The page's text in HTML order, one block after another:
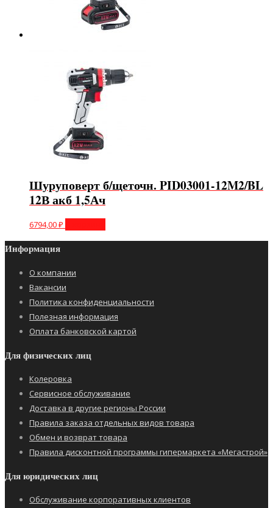
Шуруповерт б/щеточн. PID03001-12M2/BL
12В акб 1,5Ач
6794,00₽
Информация
О компании
Вакансии
Политика конфиденциальности
Полезная информация
Оплата банковской картой
Для физических лиц
Колеровка
Сервисное обслуживание
Доставка в другие регионы России
Правила заказа отдельных видов товара
Обмен и возврат товара
Правила дисконтной программы гипермаркета «Мегастрой»
Для юридических лиц
Обслуживание корпоративных клиентов